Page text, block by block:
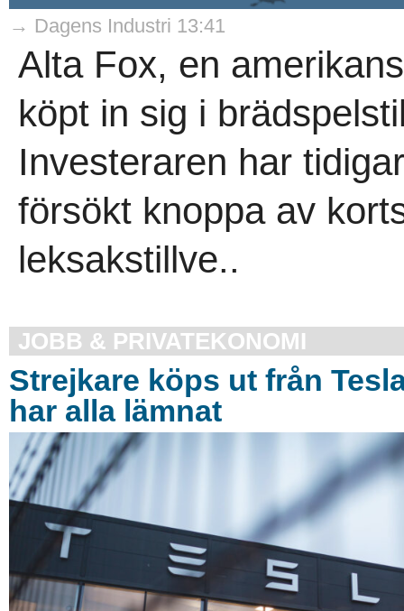
→ Dagens Industri 13:41
Alta Fox, en
köpt in sig i
Investeraren har
försökt knoppa av
leksakstillve..
JOBB & PRIVATEKONOMI
Strejkare köps ut från
har alla lämnat